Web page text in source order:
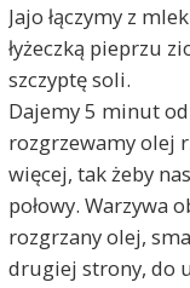
Jajo łączymy z
łyżeczką pieprzu
szczyptę soli.
Dajemy 5 minut
rozgrzewamy olej
więcej, tak żeby
połowy. Warzywa
rozgrzany olej,
drugiej strony, do